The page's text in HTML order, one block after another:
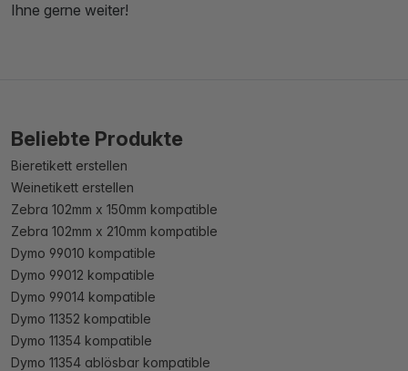
Ihne gerne weiter!
Beliebte Produkte
Bieretikett erstellen
Weinetikett erstellen
Zebra 102mm x 150mm kompatible
Zebra 102mm x 210mm kompatible
Dymo 99010 kompatible
Dymo 99012 kompatible
Dymo 99014 kompatible
Dymo 11352 kompatible
Dymo 11354 kompatible
Dymo 11354 ablösbar kompatible